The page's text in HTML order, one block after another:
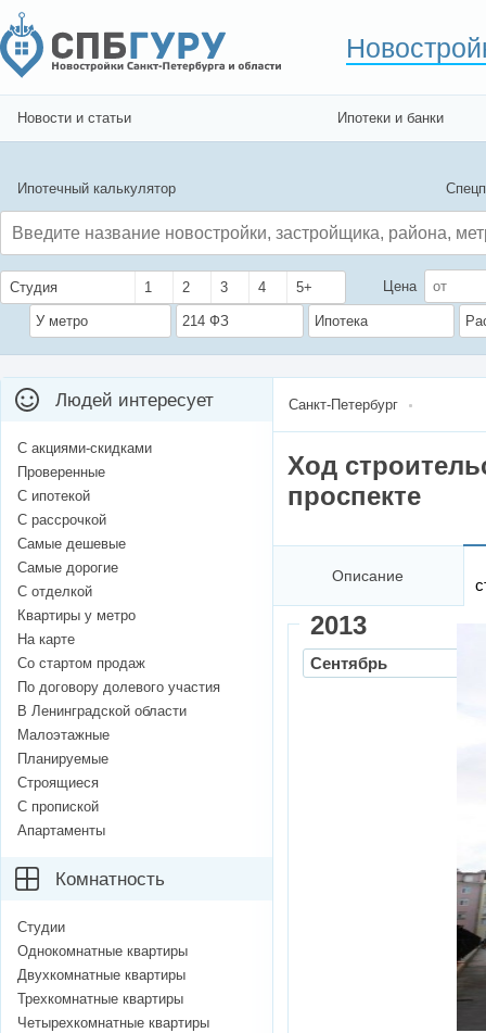
Новости и статьи Ипотеки и банки
Ипотечный калькулятор
Студия 1 2 3 4 5+ Цена
У метро 214 ФЗ Ипотека
Санкт-Петербург
Ход
проспекте
Описание
2013
Сентябрь
Людей интересует
С акциями-скидками
Проверенные
С ипотекой
С рассрочкой
Самые дешевые
Самые дорогие
С отделкой
Квартиры у метро
На карте
Со стартом продаж
По договору долевого участия
В Ленинградской области
Малоэтажные
Планируемые
Строящиеся
С пропиской
Апартаменты
Комнатность
Студии
Однокомнатные квартиры
Двухкомнатные квартиры
Трехкомнатные квартиры
Четырехкомнатные квартиры